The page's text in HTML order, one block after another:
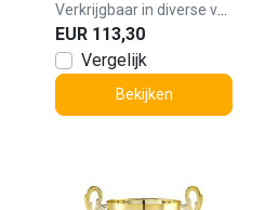
AX9060
EUR 113,30
Vergelijk
Bekijken